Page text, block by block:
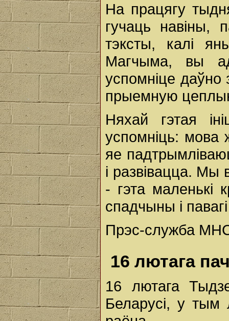
На працягу
гучаць навіны,
тэксты, калі
Магчыма, вы
успомніце
прыемную
Няхай гэтая
успомніць:
яе
і развівацца.
- гэта маленькі
спадчыны і
Прэс-служба
16 лютага
16 лютага
Беларусі, у тым